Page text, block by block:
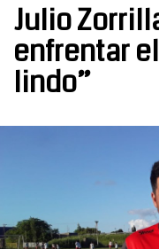
Julio
enfrentar
lindo”